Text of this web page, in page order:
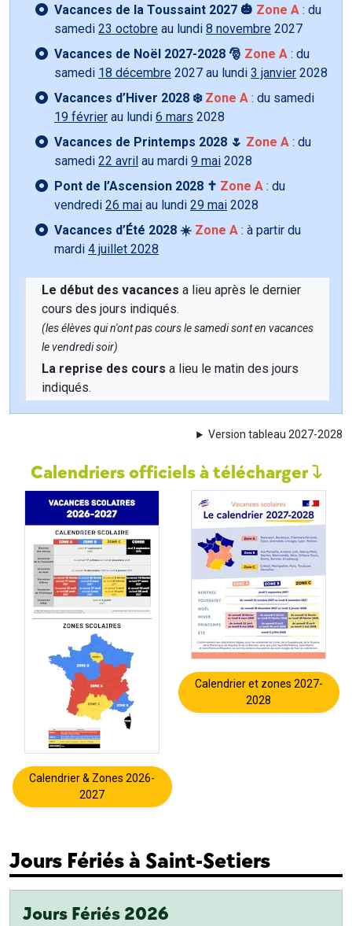
Vacances de la Toussaint 2027 🎃 Zone A : du
samedi 23 octobre au lundi 8 novembre 2027
Vacances de Noël 2027-2028 🎅 Zone A : du
samedi 18 décembre 2027 au lundi 3 janvier 2028
Vacances d’Hiver 2028 ❄️ Zone A : du samedi
19 février au lundi 6 mars 2028
Vacances de Printemps 2028 🌷 Zone A : du
samedi 22 avril au mardi 9 mai 2028
Pont de l’Ascension 2028 ✝️ Zone A : du
vendredi 26 mai au lundi 29 mai 2028
Vacances d’Été 2028 ☀️ Zone A : à partir du
mardi 4 juillet 2028
Le début des vacances a lieu après le dernier
cours des jours indiqués.
(les élèves qui n'ont pas cours le samedi sont en vacances
le vendredi soir)
La reprise des cours a lieu le matin des jours
indiqués.
Version tableau 2027-2028
Calendriers officiels à télécharger
Calendrier & Zones 2026-
2027
Calendrier et zones 2027-
2028
Jours Fériés à Saint-Setiers
Jours Fériés 2026